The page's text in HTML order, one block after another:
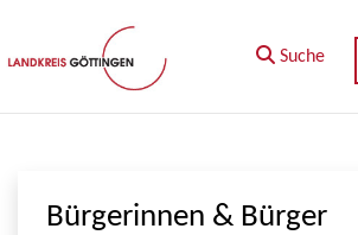
Zum Hauptinhalt springen
Suche
Bürgerinnen & Bürger